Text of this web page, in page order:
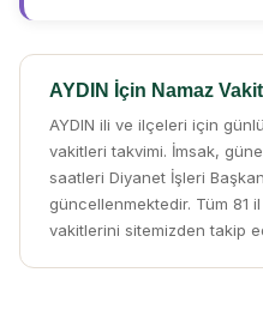
AYDIN İçin Namaz
AYDIN ili ve ilçeleri için
vakitleri takvimi. İmsak,
saatleri Diyanet İşleri
güncellenmektedir. Tüm 81
vakitlerini sitemizden takip